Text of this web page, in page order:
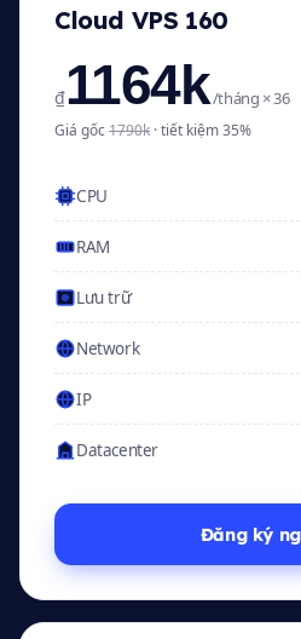
Cloud VPS 160
₫1164k/tháng × 36
Giá gốc1790k · tiết kiệm 35%
CPU
RAM
Lưu trữ
Network
IP
Datacenter
Đăng ký